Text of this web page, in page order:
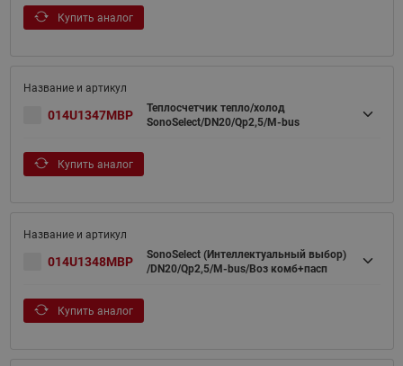
Купить аналог
014U1347MBP
Теплосчетчик тепло/холод
SonoSelect/DN20/Qp2,5/M-bus
Купить аналог
014U1348MBP
SonoSelect (Интеллектуальный выбор)
/DN20/Qp2,5/M-bus/Воз комб+пасп
Купить аналог